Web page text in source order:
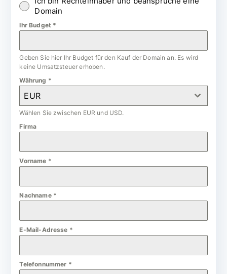
Domain
Ihr Budget *
Geben Sie hier Ihr Budget für den Kauf der Domain an. Es wird
keine Umsatzsteuer erhoben.
Währung *
EUR
Wählen Sie zwischen EUR und USD.
Firma
Vorname *
Nachname *
E-Mail-Adresse *
Telefonnummer *